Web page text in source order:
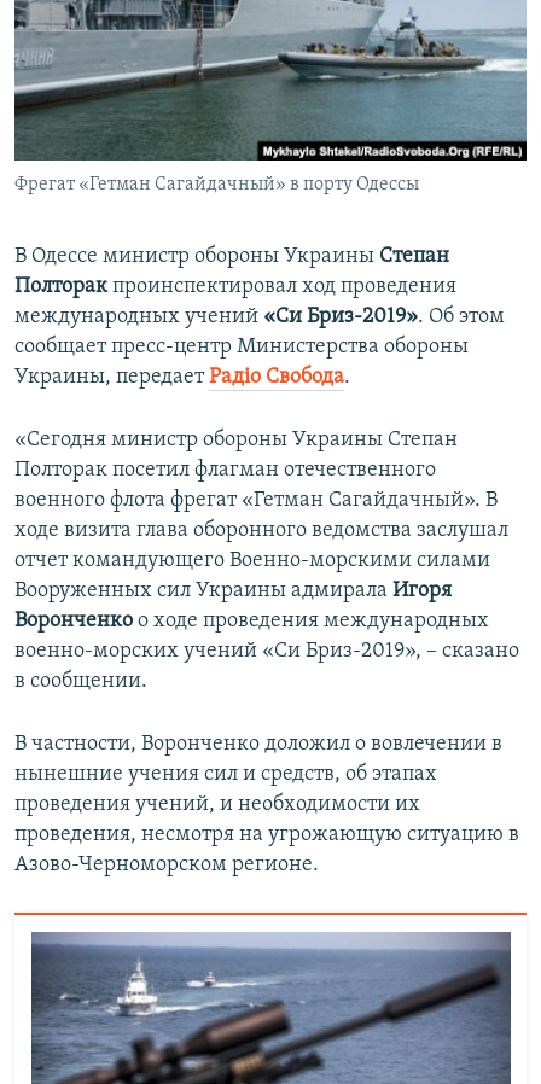
ПОБЕДИТЕЛЕЙ НЕ СУДЯТ?
КРЫМ.НЕПОКОРЕННЫЙ
ELIFBE
УКРАИНСКАЯ ПРОБЛЕМА КРЫМА
ПРИСОЕДИНЯЙТЕСЬ!
Все сайты RFE/RL
Фрегат «Гетман Сагайдачный» в порту Одессы
В Одессе министр обороны Украины Степан
Полторакпроинспектировал ход проведения
международных учений «Си Бриз-2019». Об этом
сообщает пресс-центр Министерства обороны
Украины, передаетРадіо Свобода.
«Сегодня министр обороны Украины Степан
Полторак посетил флагман отечественного
военного флота фрегат «Гетман Сагайдачный». В
ходе визита глава оборонного ведомства заслушал
отчет командующего Военно-морскими силами
Вооруженных сил Украины адмирала Игоря
Воронченко о ходе проведения международных
военно-морских учений «Си Бриз-2019», – сказано
в сообщении.
В частности, Воронченко доложил о вовлечении в
нынешние учения сил и средств, об этапах
проведения учений, и необходимости их
проведения, несмотря на угрожающую ситуацию в
Азово-Черноморском регионе.